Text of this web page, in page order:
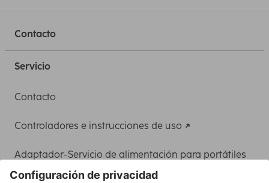
Contacto
Servicio
Contacto
Controladores e instrucciones de uso
Adaptador-Servicio de alimentación para portátiles